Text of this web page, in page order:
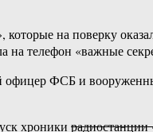
на поверку
на телефон «важные
ФСБ и
хроники